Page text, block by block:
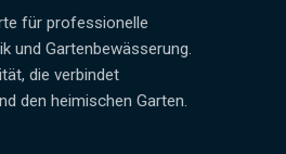
für professionelle
und Gartenbewässerung.
die verbindet
den heimischen Garten.